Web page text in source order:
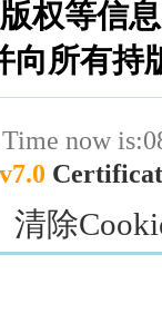
权等信
向所有持
now
v7.0
清除